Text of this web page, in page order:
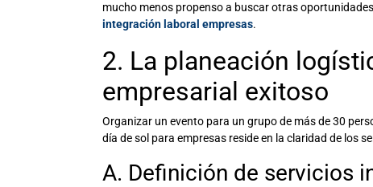
mucho menos propenso a buscar otras
integración laboral empresas.
2. La planeación
empresarial exitoso
Organizar un evento para un grupo de más de 30
día de sol para empresas reside en la claridad de los
A. Definición de servicios